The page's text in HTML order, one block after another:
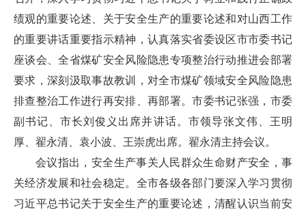
绩观的重要论述、关于安全生产的重要论述和对山西工作
的重要讲话重要指示精神，认真落实省委设区市市委书记
座谈会、全省煤矿安全风险隐患专项整治行动推进会部署
要求，深刻汲取事故教训，对全市煤矿领域安全风险隐患
排查整治工作进行再安排、再部署。市委书记张强，市委
副书记、市长刘俊义出席并讲话。市领导张文伟、王明
厚、翟永清、袁小波、王崇虎出席。翟永清主持会议。
会议指出，安全生产事关人民群众生命财产安全，事
关经济发展和社会稳定。全市各级各部门要深入学习贯彻
习近平总书记关于安全生产的重要论述，清醒认识当前安